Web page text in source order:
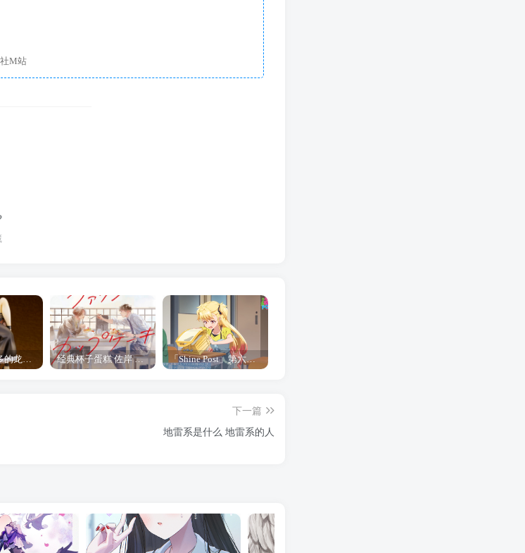
微信公众号：漫头社M站
overlord卢贝多的龙王谁厉害 「Overlord」露普斯蕾琪娜·贝塔手办开订 经典杯子蛋糕 佐岸 漫画「经典杯子蛋糕」宣布真人日剧化 「Shine Post」第六话ED主题曲「Yellow Rose」无字幕MV公开
下一篇
地雷系是什么 地雷系的人